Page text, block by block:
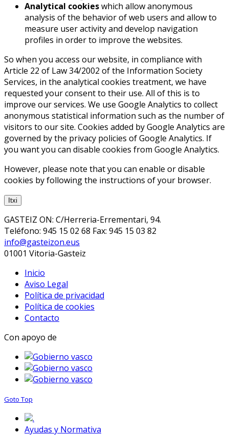
Analytical cookieswhich allow anonymous
analysis of the behavior of web users and allow to
measure user activity and develop navigation
profiles in order to improve the websites.
So when you access our website, in compliance with
Article 22 of Law 34/2002 of the Information Society
Services, in the analytical cookies treatment, we have
requested your consent to their use. All of this is to
improve our services. We use Google Analytics to collect
anonymous statistical information such as the number of
visitors to our site. Cookies added by Google Analytics are
governed by the privacy policies of Google Analytics. If
you want you can disable cookies from Google Analytics.
However, please note that you can enable or disable
cookies by following the instructions of your browser.
Itxi
GASTEIZ ON: C/Herreria-Errementari, 94.
Teléfono: 945 15 02 68 Fax: 945 15 03 82
info@gasteizon.eus
01001 Vitoria-Gasteiz
Inicio
Aviso Legal
Política de privacidad
Política de cookies
Contacto
Con apoyo de
Goto Top
.
Ayudas y Normativa